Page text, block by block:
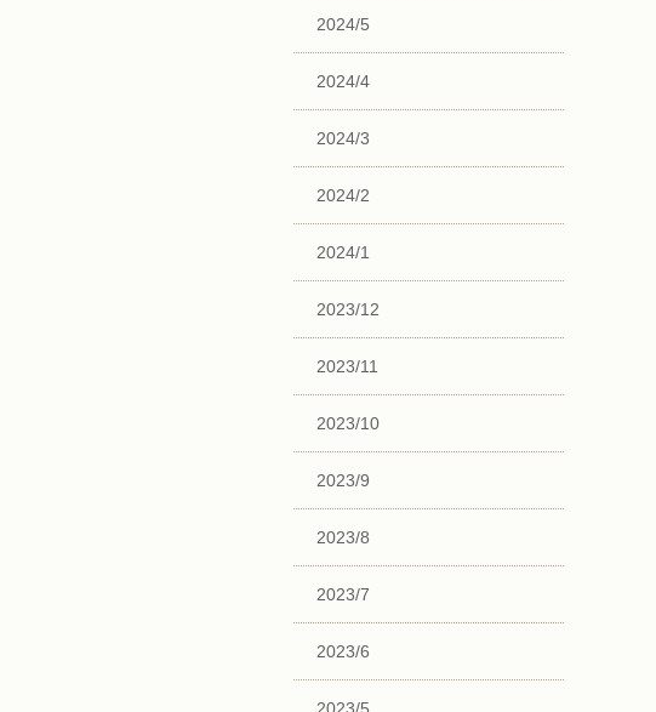
2024/5
2024/4
2024/3
2024/2
2024/1
2023/12
2023/11
2023/10
2023/9
2023/8
2023/7
2023/6